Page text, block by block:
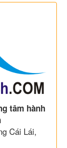
tâm hành
Cái Lái,